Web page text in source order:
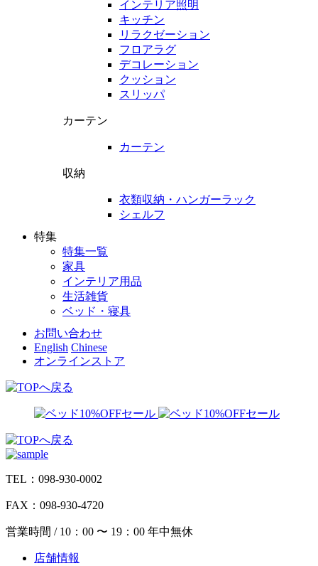
インテリア照明
キッチン
リラクゼーション
フロアラグ
デコレーション
クッション
スリッパ
カーテン
カーテン
収納
衣類収納・ハンガーラック
シェルフ
特集
特集一覧
家具
インテリア用品
生活雑貨
ベッド・寝具
お問い合わせ
English Chinese
オンラインストア
TEL：098-930-0002
FAX：098-930-4720
営業時間 / 10：00 〜 19：00 年中無休
店舗情報